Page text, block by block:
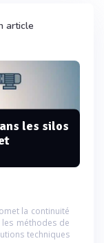
article
les silos
la continuité
méthodes de
techniques